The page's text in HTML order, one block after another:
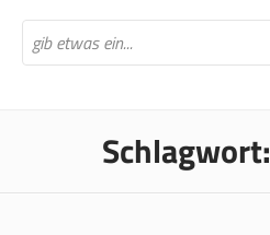
Schlagwort: